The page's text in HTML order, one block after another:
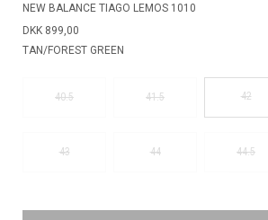
NEW BALANCE TIAGO LEMOS 1010
DKK 899,00
TAN/FOREST GREEN
40.5 41.5 42
43 44 44.5